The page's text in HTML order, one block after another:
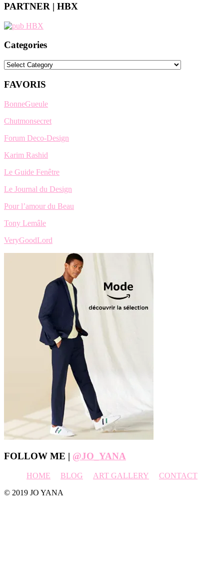
PARTNER | HBX
Categories
Categories
FAVORIS
BonneGueule
Chutmonsecret
Forum Deco-Design
Karim Rashid
Le Guide Fenêtre
Le Journal du Design
Pour l’amour du Beau
Tony Lemâle
VeryGoodLord
Footer
FOLLOW ME | @JO_YANA
HOME BLOG ART GALLERY
CONTACT
© 2019 JO YANA